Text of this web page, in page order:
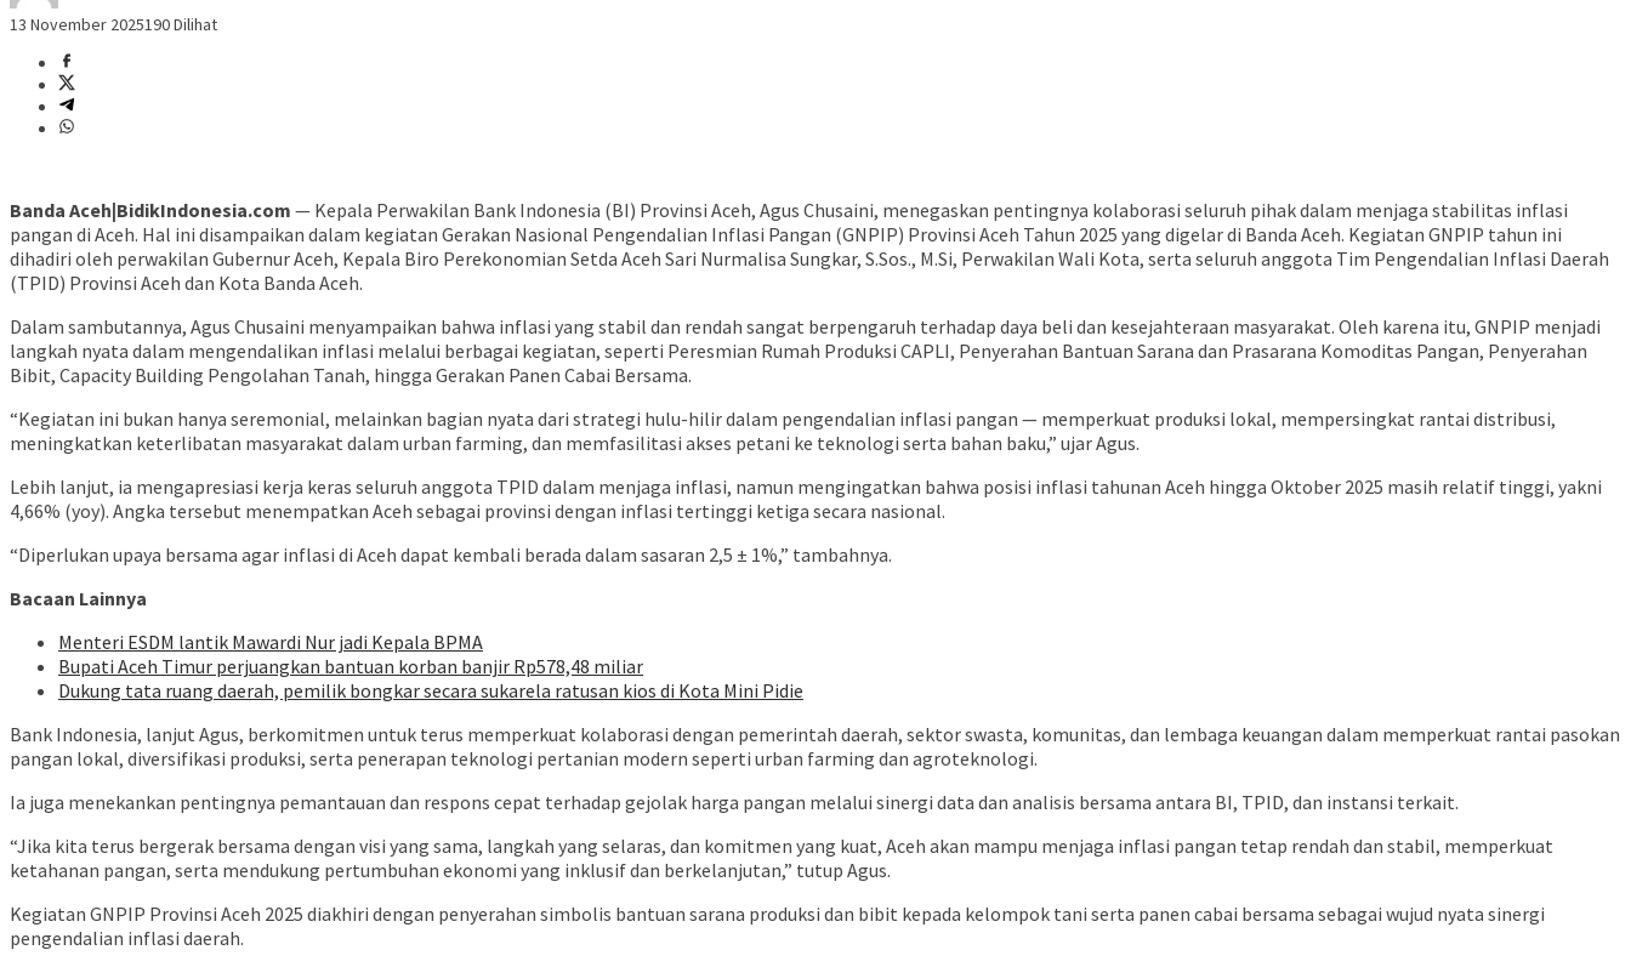
13 November 2025190 Dilihat
Banda Aceh|BidikIndonesia.com — Kepala Perwakilan Bank Indonesia (BI) Provinsi Aceh, Agus Chusaini, menegaskan pentingnya kolaborasi seluruh pihak dalam menjaga stabilitas inflasi
pangan di Aceh. Hal ini disampaikan dalam kegiatan Gerakan Nasional Pengendalian Inflasi Pangan (GNPIP) Provinsi Aceh Tahun 2025 yang digelar di Banda Aceh. Kegiatan GNPIP tahun ini
dihadiri oleh perwakilan Gubernur Aceh, Kepala Biro Perekonomian Setda Aceh Sari Nurmalisa Sungkar, S.Sos., M.Si, Perwakilan Wali Kota, serta seluruh anggota Tim Pengendalian Inflasi Daerah
(TPID) Provinsi Aceh dan Kota Banda Aceh.
Dalam sambutannya, Agus Chusaini menyampaikan bahwa inflasi yang stabil dan rendah sangat berpengaruh terhadap daya beli dan kesejahteraan masyarakat. Oleh karena itu, GNPIP menjadi
langkah nyata dalam mengendalikan inflasi melalui berbagai kegiatan, seperti Peresmian Rumah Produksi CAPLI, Penyerahan Bantuan Sarana dan Prasarana Komoditas Pangan, Penyerahan
Bibit, Capacity Building Pengolahan Tanah, hingga Gerakan Panen Cabai Bersama.
“Kegiatan ini bukan hanya seremonial, melainkan bagian nyata dari strategi hulu-hilir dalam pengendalian inflasi pangan — memperkuat produksi lokal, mempersingkat rantai distribusi,
meningkatkan keterlibatan masyarakat dalam urban farming, dan memfasilitasi akses petani ke teknologi serta bahan baku,” ujar Agus.
Lebih lanjut, ia mengapresiasi kerja keras seluruh anggota TPID dalam menjaga inflasi, namun mengingatkan bahwa posisi inflasi tahunan Aceh hingga Oktober 2025 masih relatif tinggi, yakni
4,66% (yoy). Angka tersebut menempatkan Aceh sebagai provinsi dengan inflasi tertinggi ketiga secara nasional.
“Diperlukan upaya bersama agar inflasi di Aceh dapat kembali berada dalam sasaran 2,5 ± 1%,” tambahnya.
Bacaan Lainnya
Menteri ESDM lantik Mawardi Nur jadi Kepala BPMA
Bupati Aceh Timur perjuangkan bantuan korban banjir Rp578,48 miliar
Dukung tata ruang daerah, pemilik bongkar secara sukarela ratusan kios di Kota Mini Pidie
Bank Indonesia, lanjut Agus, berkomitmen untuk terus memperkuat kolaborasi dengan pemerintah daerah, sektor swasta, komunitas, dan lembaga keuangan dalam memperkuat rantai pasokan
pangan lokal, diversifikasi produksi, serta penerapan teknologi pertanian modern seperti urban farming dan agroteknologi.
Ia juga menekankan pentingnya pemantauan dan respons cepat terhadap gejolak harga pangan melalui sinergi data dan analisis bersama antara BI, TPID, dan instansi terkait.
“Jika kita terus bergerak bersama dengan visi yang sama, langkah yang selaras, dan komitmen yang kuat, Aceh akan mampu menjaga inflasi pangan tetap rendah dan stabil, memperkuat
ketahanan pangan, serta mendukung pertumbuhan ekonomi yang inklusif dan berkelanjutan,” tutup Agus.
Kegiatan GNPIP Provinsi Aceh 2025 diakhiri dengan penyerahan simbolis bantuan sarana produksi dan bibit kepada kelompok tani serta panen cabai bersama sebagai wujud nyata sinergi
pengendalian inflasi daerah.